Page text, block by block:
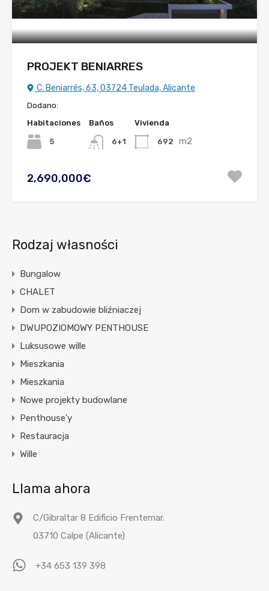
PROJEKT BENIARRES
C. Beniarrés, 63, 03724 Teulada, Alicante
Dodano:
Habitaciones
5
Baños
6+1
Vivienda
692 m2
2,690,000€
Rodzaj własności
Bungalow
CHALET
Dom w zabudowie bliźniaczej
DWUPOZIOMOWY PENTHOUSE
Luksusowe wille
Mieszkania
Mieszkania
Nowe projekty budowlane
Penthouse'y
Restauracja
Wille
Llama ahora
C/Gibraltar 8 Edificio Frentemar.
03710 Calpe (Alicante)
+34 653 139 398